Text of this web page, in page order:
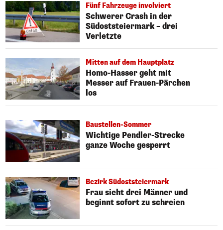
Fünf Fahrzeuge involviert
Schwerer Crash in der
Südoststeiermark – drei
Verletzte
Mitten auf dem Hauptplatz
Homo-Hasser geht mit
Messer auf Frauen-Pärchen
los
Baustellen-Sommer
Wichtige Pendler-Strecke
ganze Woche gesperrt
Bezirk Südoststeiermark
Frau sieht drei Männer und
beginnt sofort zu schreien